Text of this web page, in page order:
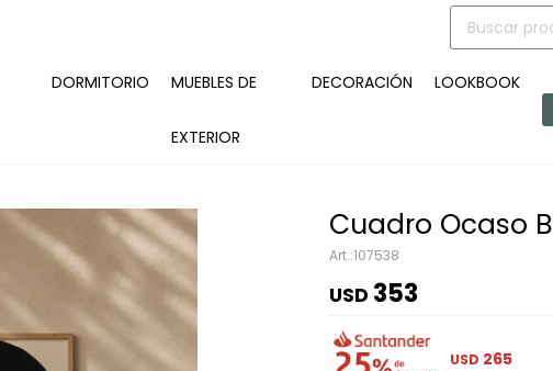
DORMITORIO MUEBLES DE
EXTERIOR
DECORACIÓN LOOKBOOK
Cuadro Ocaso B
107538
USD 353
USD 265